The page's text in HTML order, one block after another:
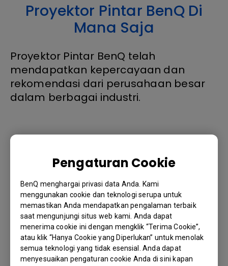
Pengaturan Cookie
BenQ menghargai privasi data Anda. Kami
menggunakan cookie dan teknologi serupa untuk
memastikan Anda mendapatkan pengalaman terbaik
saat mengunjungi situs web kami. Anda dapat
menerima cookie ini dengan mengklik “Terima Cookie”,
atau klik “Hanya Cookie yang Diperlukan” untuk menolak
semua teknologi yang tidak esensial. Anda dapat
menyesuaikan pengaturan cookie Anda di sini kapan
Proyektor Pintar BenQ Di
Mana Saja
Proyektor Pintar BenQ telah
mendapatkan kepercayaan dan
rekomendasi dari perusahaan besar
dalam berbagai industri.